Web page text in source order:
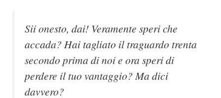
Sii onesto, dai! Veramente speri che
accada? Hai tagliato il traguardo trenta
secondo prima di noi e ora speri di
perdere il tuo vantaggio? Ma dici
davvero?